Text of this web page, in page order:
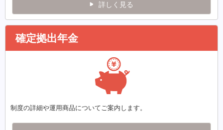
詳しく見る
確定拠出年金
制度の詳細や運用商品についてご案内します。